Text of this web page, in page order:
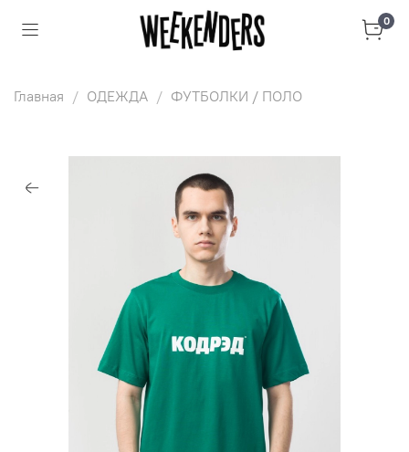
0
Главная ОДЕЖДА ФУТБОЛКИ / ПОЛО